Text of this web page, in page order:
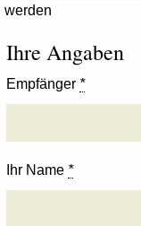
werden
Ihre Angaben
Empfänger *
Ihr Name *